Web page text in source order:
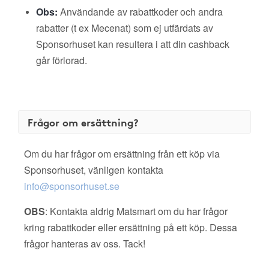
Obs: Användande av rabattkoder och andra
rabatter (t ex Mecenat) som ej utfärdats av
Sponsorhuset kan resultera i att din cashback
går förlorad.
Frågor om ersättning?
Om du har frågor om ersättning från ett köp via
Sponsorhuset, vänligen kontakta
info@sponsorhuset.se
OBS: Kontakta aldrig Matsmart om du har frågor
kring rabattkoder eller ersättning på ett köp. Dessa
frågor hanteras av oss. Tack!